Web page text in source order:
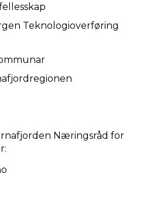
Teknologioverføring
Næringsråd for